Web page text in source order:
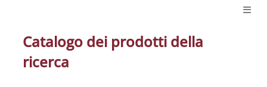
Catalogo dei prodotti della
ricerca